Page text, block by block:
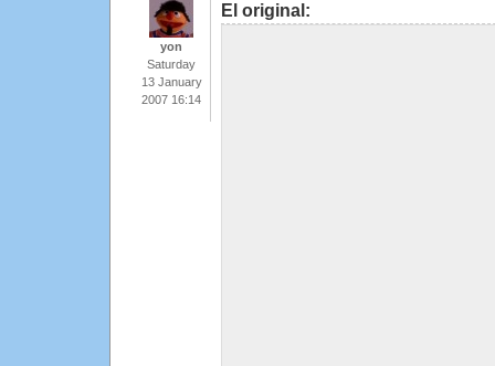
yon
Saturday
13 January
2007 16:14
El original: